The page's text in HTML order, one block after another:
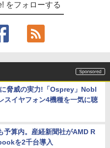
をフォローする
脅威の実力!「Osprey」Nobl
スイヤフォン4機種を一気に聴
予算内。産経新聞社がAMD R
を2千台導入